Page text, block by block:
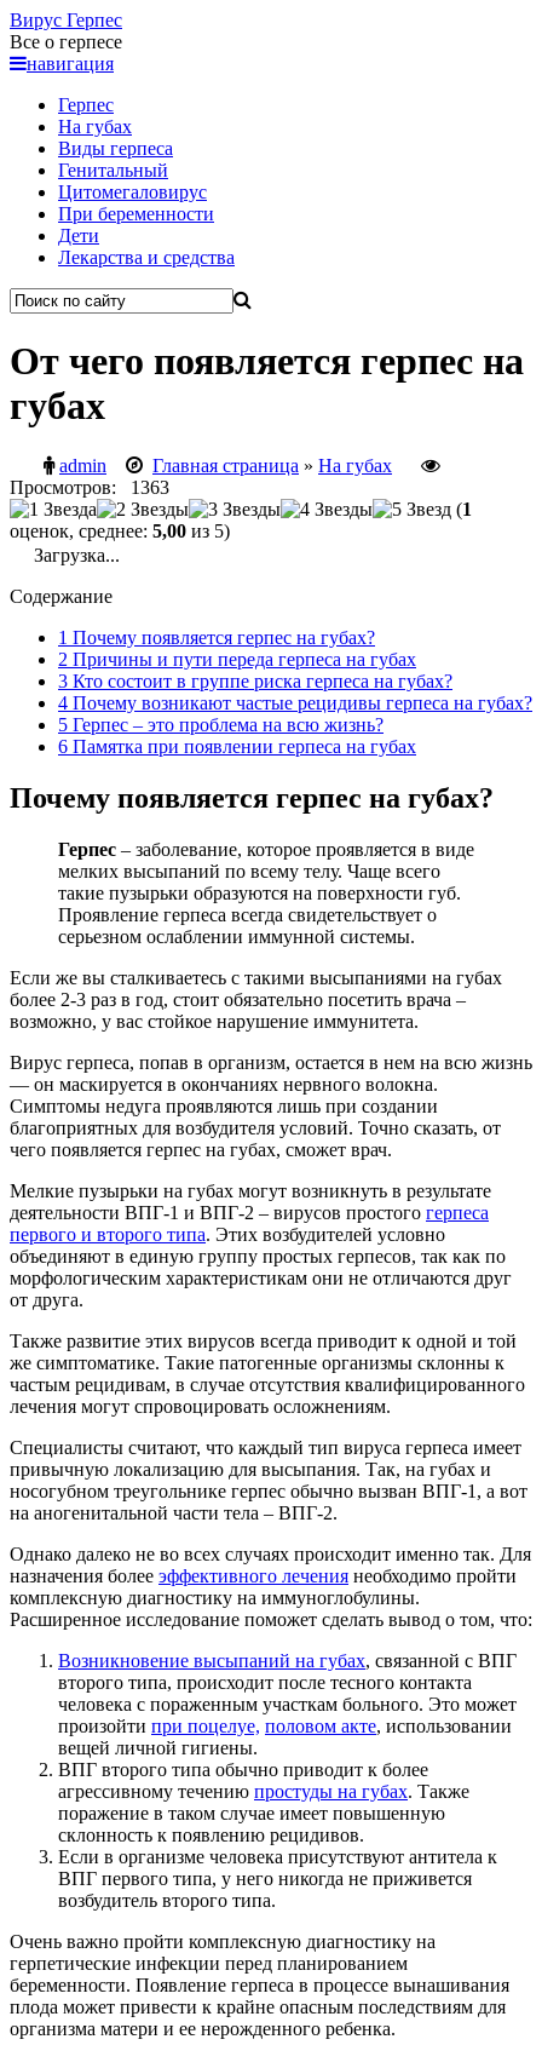
Вирус Герпес
Все о герпесе
навигация
Герпес
На губах
Виды герпеса
Генитальный
Цитомегаловирус
При беременности
Дети
Лекарства и средства
От чего появляется герпес на
губах
admin Главная страница » На губах
Просмотров: 1363
(1
оценок, среднее: 5,00 из 5)
Загрузка...
Содержание
1 Почему появляется герпес на губах?
2 Причины и пути переда герпеса на губах
3 Кто состоит в группе риска герпеса на губах?
4 Почему возникают частые рецидивы герпеса на губах?
5 Герпес – это проблема на всю жизнь?
6 Памятка при появлении герпеса на губах
Почему появляется герпес на губах?
Герпес – заболевание, которое проявляется в виде
мелких высыпаний по всему телу. Чаще всего
такие пузырьки образуются на поверхности губ.
Проявление герпеса всегда свидетельствует о
серьезном ослаблении иммунной системы.
Если же вы сталкиваетесь с такими высыпаниями на губах
более 2-3 раз в год, стоит обязательно посетить врача –
возможно, у вас стойкое нарушение иммунитета.
Вирус герпеса, попав в организм, остается в нем на всю жизнь
— он маскируется в окончаниях нервного волокна.
Симптомы недуга проявляются лишь при создании
благоприятных для возбудителя условий. Точно сказать, от
чего появляется герпес на губах, сможет врач.
Мелкие пузырьки на губах могут возникнуть в результате
деятельности ВПГ-1 и ВПГ-2 – вирусов простого герпеса
первого и второго типа. Этих возбудителей условно
объединяют в единую группу простых герпесов, так как по
морфологическим характеристикам они не отличаются друг
от друга.
Также развитие этих вирусов всегда приводит к одной и той
же симптоматике. Такие патогенные организмы склонны к
частым рецидивам, в случае отсутствия квалифицированного
лечения могут спровоцировать осложнениям.
Специалисты считают, что каждый тип вируса герпеса имеет
привычную локализацию для высыпания. Так, на губах и
носогубном треугольнике герпес обычно вызван ВПГ-1, а вот
на аногенитальной части тела – ВПГ-2.
Однако далеко не во всех случаях происходит именно так. Для
назначения более эффективного лечения необходимо пройти
комплексную диагностику на иммуноглобулины.
Расширенное исследование поможет сделать вывод о том, что:
Возникновение высыпаний на губах, связанной с ВПГ
второго типа, происходит после тесного контакта
человека с пораженным участкам больного. Это может
произойти при поцелуе, половом акте, использовании
вещей личной гигиены.
ВПГ второго типа обычно приводит к более
агрессивному течению простуды на губах. Также
поражение в таком случае имеет повышенную
склонность к появлению рецидивов.
Если в организме человека присутствуют антитела к
ВПГ первого типа, у него никогда не приживется
возбудитель второго типа.
Очень важно пройти комплексную диагностику на
герпетические инфекции перед планированием
беременности. Появление герпеса в процессе вынашивания
плода может привести к крайне опасным последствиям для
организма матери и ее нерожденного ребенка.